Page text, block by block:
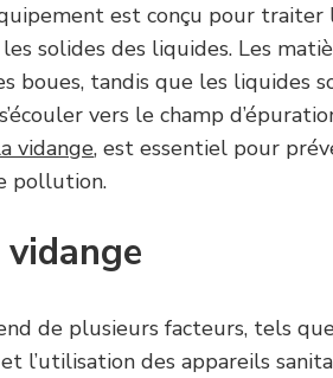
est conçu pour traiter
solides des liquides. Les
boues, tandis que les liquides
vers le champ
vidange, est essentiel pour
pollution.
vidange
de plusieurs facteurs, tels
l’utilisation des appareils